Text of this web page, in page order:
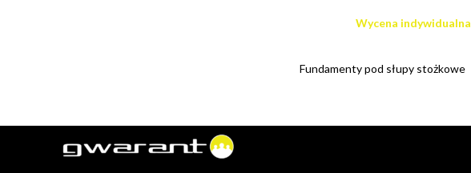
Wycena indywidualna
Fundamenty pod słupy stożkowe